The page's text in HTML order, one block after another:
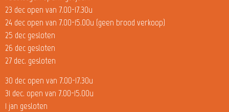
23 dec open van 7.00-17.30u
24 dec open van 7.00-15.00u (geen brood verkoop)
25 dec gesloten
26 dec gesloten
27 dec. gesloten
30 dec open van 7.00-17.30u
31 dec. open van 7.00-15.00u
1 jan gesloten